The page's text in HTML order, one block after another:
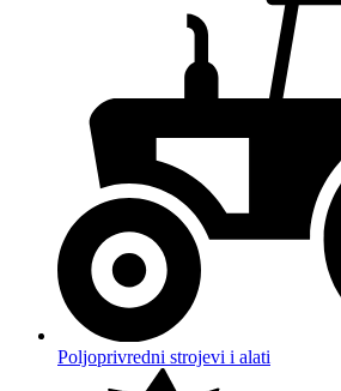
Poljoprivredni strojevi i alati